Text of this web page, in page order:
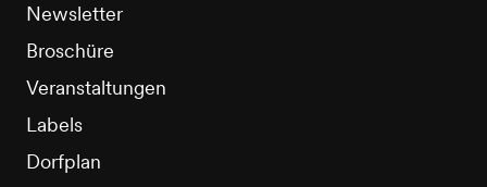
Newsletter
Broschüre
Veranstaltungen
Labels
Dorfplan